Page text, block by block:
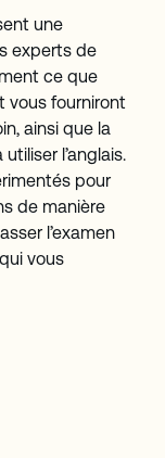
une
experts de
ce que
vous fourniront
ainsi que la
l’anglais.
pour
de manière
l’examen
vous